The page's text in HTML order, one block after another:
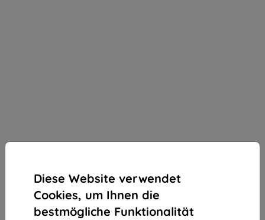
Diese Website verwendet
Cookies, um Ihnen die
bestmögliche Funktionalität